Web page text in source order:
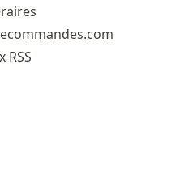
RSS